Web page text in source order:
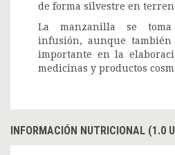
de forma silvestre en
La manzanilla se
infusión, aunque también
importante en la
medicinas y productos
INFORMACIÓN NUTRICIONAL (1.0